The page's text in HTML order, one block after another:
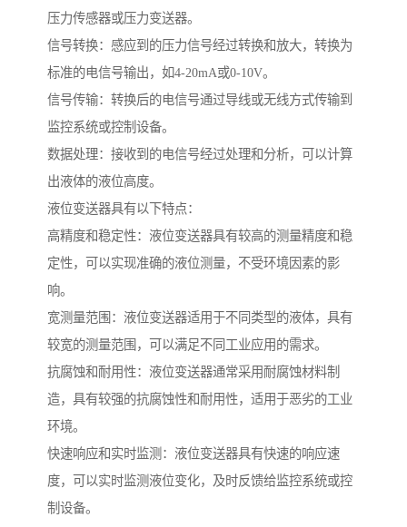
压力传感器或压力变送器。
信号转换：感应到的压力信号经过转换和放大，转换为
标准的电信号输出，如4-20mA或0-10V。
信号传输：转换后的电信号通过导线或无线方式传输到
监控系统或控制设备。
数据处理：接收到的电信号经过处理和分析，可以计算
出液体的液位高度。
液位变送器具有以下特点：
高精度和稳定性：液位变送器具有较高的测量精度和稳
定性，可以实现准确的液位测量，不受环境因素的影
响。
宽测量范围：液位变送器适用于不同类型的液体，具有
较宽的测量范围，可以满足不同工业应用的需求。
抗腐蚀和耐用性：液位变送器通常采用耐腐蚀材料制
造，具有较强的抗腐蚀性和耐用性，适用于恶劣的工业
环境。
快速响应和实时监测：液位变送器具有快速的响应速
度，可以实时监测液位变化，及时反馈给监控系统或控
制设备。